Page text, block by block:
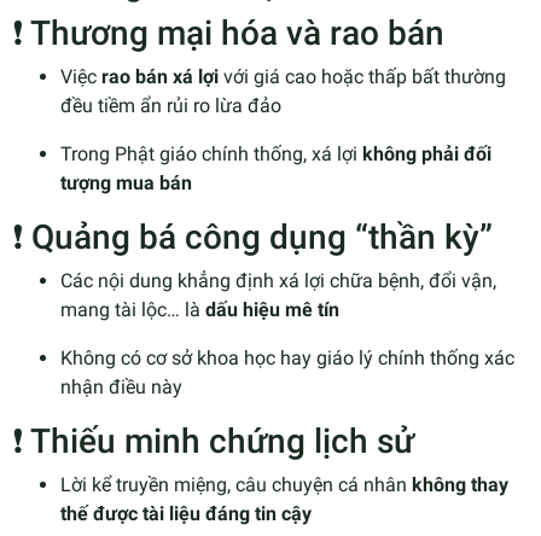
❗ Thương mại hóa và rao bán
Việc rao bán xá lợi với giá cao hoặc thấp bất thường
đều tiềm ẩn rủi ro lừa đảo
Trong Phật giáo chính thống, xá lợi không phải đối
tượng mua bán
❗ Quảng bá công dụng “thần kỳ”
Các nội dung khẳng định xá lợi chữa bệnh, đổi vận,
mang tài lộc… là dấu hiệu mê tín
Không có cơ sở khoa học hay giáo lý chính thống xác
nhận điều này
❗ Thiếu minh chứng lịch sử
Lời kể truyền miệng, câu chuyện cá nhân không thay
thế được tài liệu đáng tin cậy